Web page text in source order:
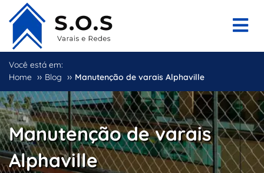
Você está em:
Home ›› Blog ›› Manutenção de varais Alphaville
Manutenção de varais
Alphaville